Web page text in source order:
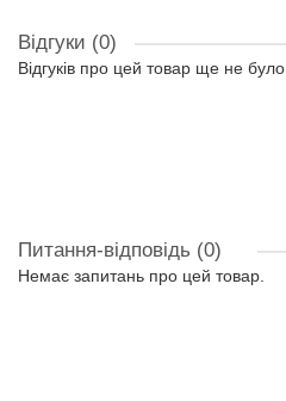
Відгуки (0)
Відгуків про цей товар ще не було.
Питання-відповідь (0)
Немає запитань про цей товар.